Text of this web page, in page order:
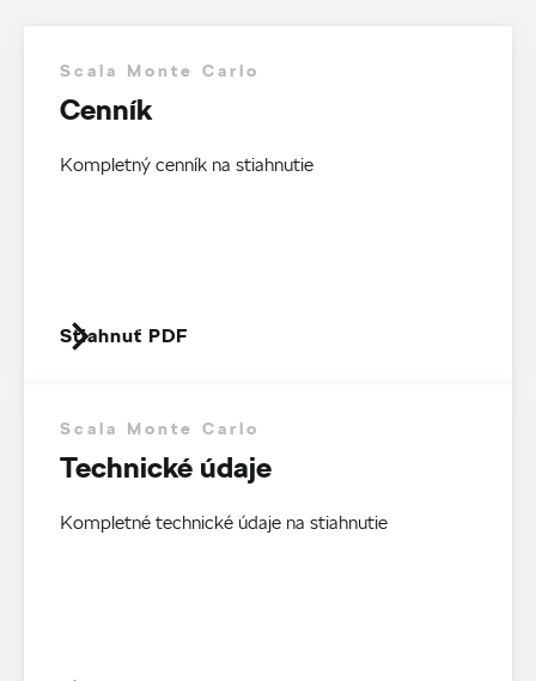
Scala Monte Carlo
Cenník
Kompletný cenník na stiahnutie
Stiahnuť PDF
Scala Monte Carlo
Technické údaje
Kompletné technické údaje na stiahnutie